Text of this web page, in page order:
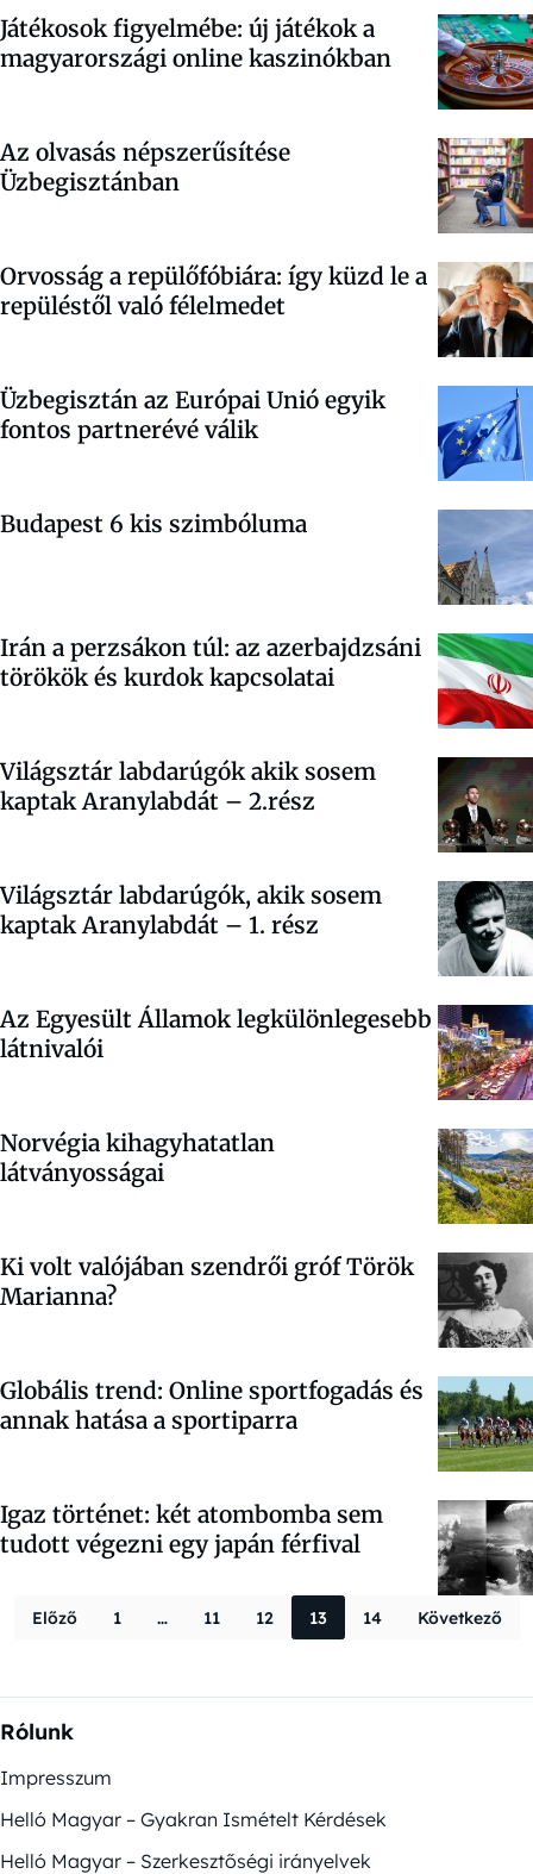
Játékosok figyelmébe: új játékok a
magyarországi online kaszinókban
Az olvasás népszerűsítése
Üzbegisztánban
Orvosság a repülőfóbiára: így küzd le a
repüléstől való félelmedet
Üzbegisztán az Európai Unió egyik
fontos partnerévé válik
Budapest 6 kis szimbóluma
Irán a perzsákon túl: az azerbajdzsáni
törökök és kurdok kapcsolatai
Világsztár labdarúgók akik sosem
kaptak Aranylabdát – 2.rész
Világsztár labdarúgók, akik sosem
kaptak Aranylabdát – 1. rész
Az Egyesült Államok legkülönlegesebb
látnivalói
Norvégia kihagyhatatlan
látványosságai
Ki volt valójában szendrői gróf Török
Marianna?
Globális trend: Online sportfogadás és
annak hatása a sportiparra
Igaz történet: két atombomba sem
tudott végezni egy japán férfival
Bejegyzések
Előző 1 … 11 12 13 14 Következő
Rólunk
Impresszum
Helló Magyar – Gyakran Ismételt Kérdések
Helló Magyar – Szerkesztőségi irányelvek